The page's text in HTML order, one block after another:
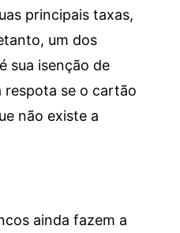
principais taxas,
um dos
sua isenção de
respota se o cartão
não existe a
ainda fazem a